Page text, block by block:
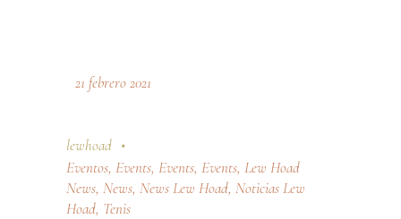
21 febrero 2021
lewhoad
Eventos, Events, Events, Events, Lew Hoad
News, News, News Lew Hoad, Noticias Lew
Hoad, Tenis